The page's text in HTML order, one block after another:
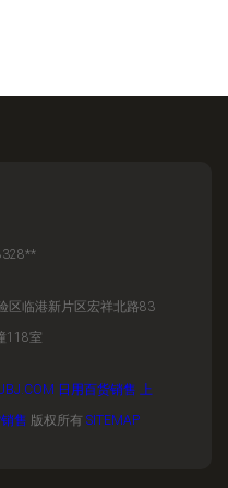
区临港新片区宏祥北路83
118室
日用百货销售 上
售 版权所有 SITEMAP